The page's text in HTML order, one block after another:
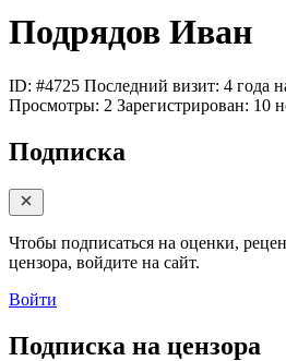
Подрядов Иван
ID: #4725 Последний визит: 4 года
Просмотры: 2 Зарегистрирован: 10
Подписка
Чтобы подписаться на оценки,
цензора, войдите на сайт.
Войти
Подписка на цензора